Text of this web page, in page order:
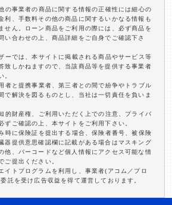
の事業者の商品に関する情報の正確性には細心の
利、手数料その他の商品に関するいかなる情報も
せん。ローン商品をご利用の際には、必ず商品を
い合わせの上、商品詳細をご自身でご確認下さ
ーでは、本サイトに掲載される商品やサービス等
致しかねますので、当該商品等を提供する事業者
。
者と提携事業者、第三者との間で紛争やトラブル
で解決を図るものとし、当社は一切責任を負いま
的財産権、ご利用いただく上での注意、プライバ
ずご確認の上、本サイトをご利用下さい。
時に保険証を提出する場合、保険者番号、被保険
器提供意思確認欄に記載がある場合はマスキング
他、バーコードなど個人情報にアクセス可能な情
ご提出ください。
イトプログラムを利用し、事業者(アコム／プロ
託を受け広告収益を得て運営しております。